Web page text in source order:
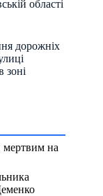
області
дорожніх
зоні
мертвим на